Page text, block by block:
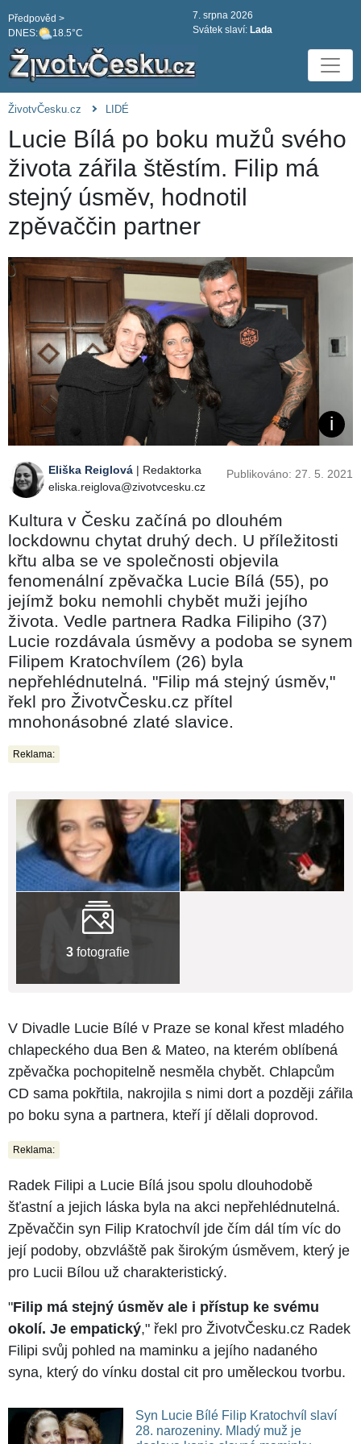
DNES: 18.5°C
Předpověd >
7. srpna 2026
Svátek slaví: Lada
ŽivotvČesku.cz LIDÉ
Lucie Bílá po boku mužů svého
života zářila štěstím. Filip má
stejný úsměv, hodnotil
zpěvaččin partner
Eliška Reiglová | Redaktorka
eliska.reiglova@zivotvcesku.cz
Publikováno: 27. 5. 2021
Kultura v Česku začíná po dlouhém
lockdownu chytat druhý dech. U příležitosti
křtu alba se ve společnosti objevila
fenomenální zpěvačka Lucie Bílá (55), po
jejímž boku nemohli chybět muži jejího
života. Vedle partnera Radka Filipiho (37)
Lucie rozdávala úsměvy a podoba se synem
Filipem Kratochvílem (26) byla
nepřehlédnutelná. "Filip má stejný úsměv,"
řekl pro ŽivotvČesku.cz přítel
mnohonásobné zlaté slavice.
Reklama:
3 fotografie
V Divadle Lucie Bílé v Praze se konal křest mladého
chlapeckého dua Ben & Mateo, na kterém oblíbená
zpěvačka pochopitelně nesměla chybět. Chlapcům
CD sama pokřtila, nakrojila s nimi dort a později zářila
po boku syna a partnera, kteří jí dělali doprovod.
Reklama:
Radek Filipi a Lucie Bílá jsou spolu dlouhodobě
šťastní a jejich láska byla na akci nepřehlédnutelná.
Zpěvaččin syn Filip Kratochvíl jde čím dál tím víc do
její podoby, obzvláště pak širokým úsměvem, který je
pro Lucii Bílou už charakteristický.
"Filip má stejný úsměv ale i přístup ke svému
okolí. Je empatický," řekl pro ŽivotvČesku.cz Radek
Filipi svůj pohled na maminku a jejího nadaného
syna, který do vínku dostal cit pro uměleckou tvorbu.
Syn Lucie Bílé Filip Kratochvíl slaví
28. narozeniny. Mladý muž je